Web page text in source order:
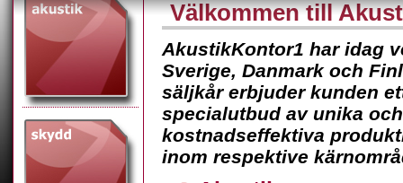
Välkommen till
AkustikKontor1 har idag
Sverige, Danmark och
säljkår erbjuder kunden
specialutbud av unika och
kostnadseffektiva
inom respektive